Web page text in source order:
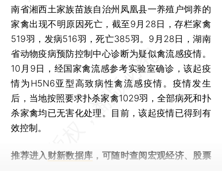
南省湘西土家族苗族自治州凤凰县一养殖户饲养的
家禽出现不明原因死亡，截至9月28日，存栏家禽
519羽，发病516羽，死亡385羽。9月28日，湖南
省动物疫病预防控制中心诊断为疑似禽流感疫情。
10月9日，经国家禽流感参考实验室确诊，该起疫
情为H5N6亚型高致病性禽流感疫情。疫情发生
后，当地按照要求扑杀家禽1029羽，全部病死和扑
杀家禽均已无害化处理。目前，该起疫情已得到有
效控制。
推荐进入 财新数据库 ，可随时查阅宏观经济、股票